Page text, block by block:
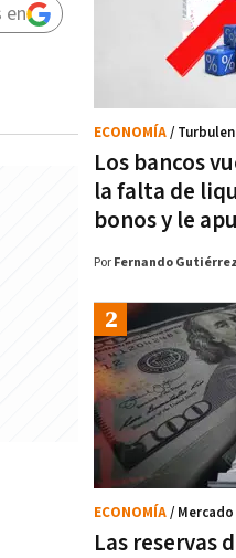
en
Los bancos
la falta de
bonos y le
ECONOMÍA/
Por Fernando Gutiérrez
Las reservas
ECONOMÍA/